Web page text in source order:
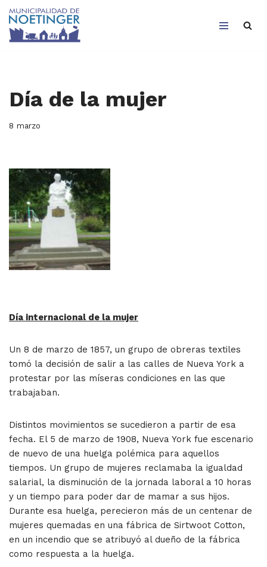
Saltar
Día de la mujer
8 marzo
Día internacional de la mujer
Un 8 de marzo de 1857, un grupo de obreras textiles
tomó la decisión de salir a las calles de Nueva York a
protestar por las míseras condiciones en las que
trabajaban.
Distintos movimientos se sucedieron a partir de esa
fecha. El 5 de marzo de 1908, Nueva York fue escenario
de nuevo de una huelga polémica para aquellos
tiempos. Un grupo de mujeres reclamaba la igualdad
salarial, la disminución de la jornada laboral a 10 horas
y un tiempo para poder dar de mamar a sus hijos.
Durante esa huelga, perecieron más de un centenar de
mujeres quemadas en una fábrica de Sirtwoot Cotton,
en un incendio que se atribuyó al dueño de la fábrica
como respuesta a la huelga.